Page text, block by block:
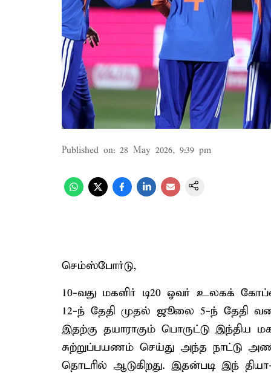
Published on: 28 May 2026, 9:39 pm
செம்ஸ்போர்டு,
10-வது மகளிர் டி20 ஓவர் உலகக்
12-ந் தேதி முதல் ஜூலை 5-ந் தேதி
இதற்கு தயாராகும் பொருட்டு இந்திய
சுற்றுப்பயணம் செய்து அந்த நாட்டு
தொடரில் ஆடுகிறது. இதன்படி இந்